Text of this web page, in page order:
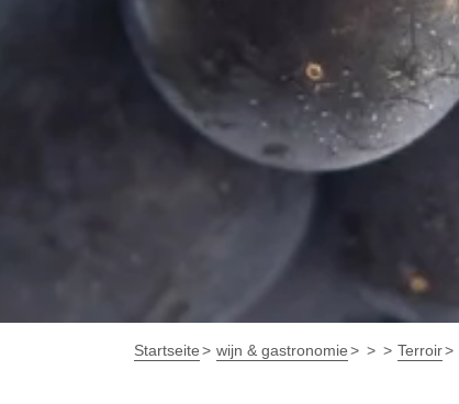
Startseite wijn & gastronomie Terroir